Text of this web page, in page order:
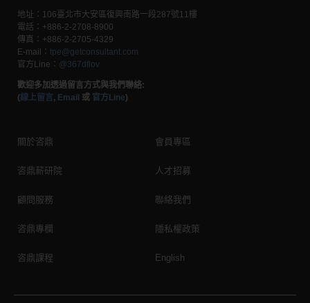
地址：106臺北市大安區復興南路一段287號11樓
電話： +886-2-2708-8900
傳真： +886-2-2705-4329
E-mail
： tpe@getconsultant.com
官方Line ： @367dflov
歡迎多加透過留言方式與我們聯絡:
( 線上留言, Email 或 官方Line)
關於咨鼎
咨鼎薪研院
顧問服務
咨鼎專欄
咨鼎課程
會員專區
人才招募
聯絡我們
隱私權政策
English